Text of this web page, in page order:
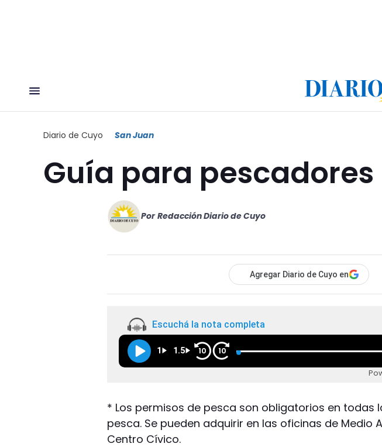
Diario de Cuyo San Juan
Guía para pescadores
Por Redacción Diario de Cuyo
Agregar Diario de Cuyo en
Escuchá la nota completa
1 1.5 10 10
* Los permisos de pesca son obligatorios en todas
pesca. Se pueden adquirir en las oficinas de Medio
Centro Cívico.